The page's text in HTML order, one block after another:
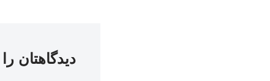
دیدگاهتان